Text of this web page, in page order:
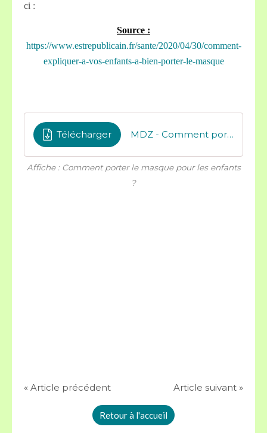
ci :
Source :
https://www.estrepublicain.fr/sante/2020/04/30/comment-
expliquer-a-vos-enfants-a-bien-porter-le-masque
Télécharger MDZ - Comment porter le masque Affiche
Affiche : Comment porter le masque pour les enfants
?
« Article précédent Article suivant »
Retour à l'accueil